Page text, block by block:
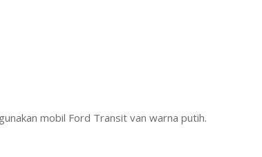
mobil Ford Transit van warna putih.